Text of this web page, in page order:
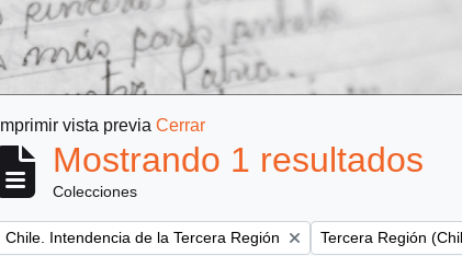
Imprimir vista previa Cerrar
Mostrando 1 resultados
Colecciones
Remove filter:
Chile. Intendencia de la Tercera Región Remove filter:
Tercera Región